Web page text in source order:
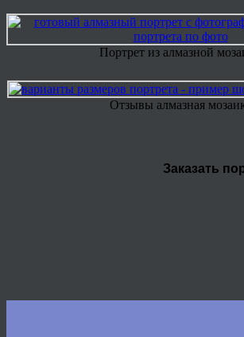
Портрет из алмазной
Отзывы алмазная
Заказать